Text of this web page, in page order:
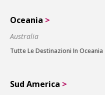
Oceania >
Australia
Tutte Le Destinazioni In Oceania
Sud America >